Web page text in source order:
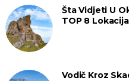
Šta Vidjeti U
TOP 8 Lokacija
Vodič Kroz